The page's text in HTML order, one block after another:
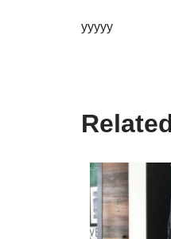
yyyyy